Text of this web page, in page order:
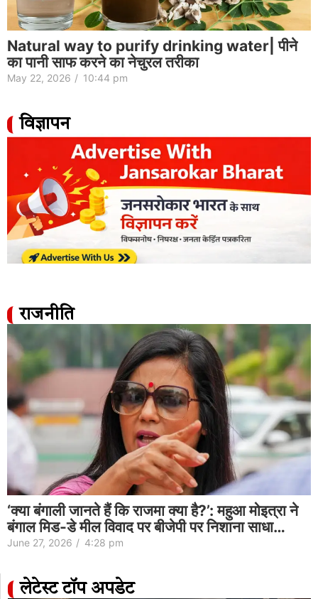
Natural way to purify drinking water| पीने
का पानी साफ करने का नेचुरल तरीका
May 22, 2026 / 10:44 pm
विज्ञापन
राजनीति
‘क्या बंगाली जानते हैं कि राजमा क्या है?’: महुआ मोइत्रा ने
बंगाल मिड-डे मील विवाद पर बीजेपी पर निशाना साधा…
June 27, 2026 / 4:28 pm
लेटेस्ट टॉप अपडेट